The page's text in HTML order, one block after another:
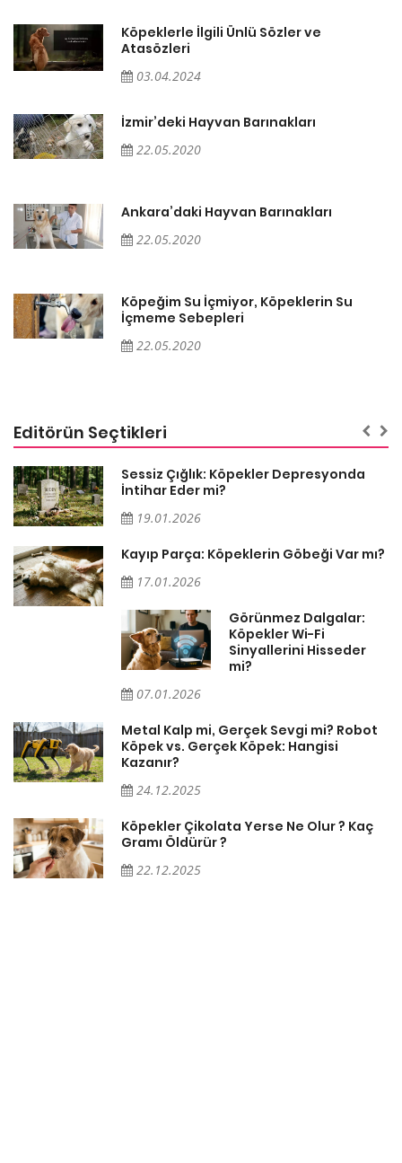
Köpeklerle İlgili Ünlü Sözler ve
Atasözleri
03.04.2024
İzmir’deki Hayvan Barınakları
22.05.2020
Ankara’daki Hayvan Barınakları
22.05.2020
Köpeğim Su İçmiyor, Köpeklerin Su
İçmeme Sebepleri
22.05.2020
Editörün Seçtikleri
Sessiz Çığlık: Köpekler Depresyonda
İntihar Eder mi?
19.01.2026
Kayıp Parça: Köpeklerin Göbeği Var mı?
17.01.2026
Görünmez Dalgalar:
Köpekler Wi-Fi
Sinyallerini Hisseder
mi?
07.01.2026
Metal Kalp mi, Gerçek Sevgi mi? Robot
Köpek vs. Gerçek Köpek: Hangisi
Kazanır?
24.12.2025
Köpekler Çikolata Yerse Ne Olur ? Kaç
Gramı Öldürür ?
22.12.2025